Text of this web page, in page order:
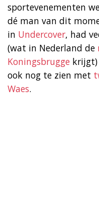
sportevenementen
dé man van dit
in Undercover, had
(wat in Nederland de
Koningsbrugge
ook nog te zien met
Waes.